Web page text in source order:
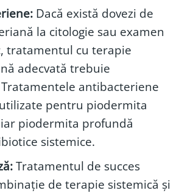
Dacă există dovezi de
la citologie sau examen
tratamentul cu terapie
adecvată trebuie
antibacteriene
pentru piodermita
piodermita profundă
sistemice.
Tratamentul de succes
de terapie sistemică și